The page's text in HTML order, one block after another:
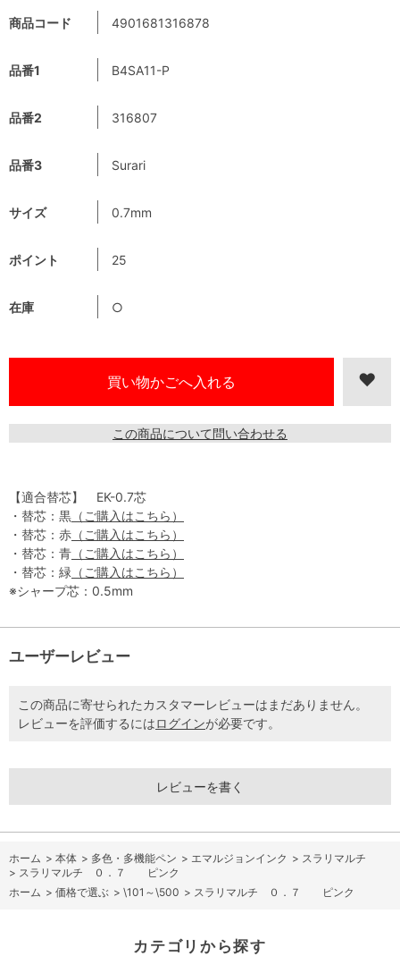
商品コード 4901681316878
品番1 B4SA11-P
品番2 316807
品番3 Surari
サイズ 0.7mm
ポイント 25
在庫 ○
この商品について問い合わせる
【適合替芯】 EK-0.7芯
・替芯：黒 （ご購入はこちら）
・替芯：赤 （ご購入はこちら）
・替芯：青 （ご購入はこちら）
・替芯：緑 （ご購入はこちら）
※シャープ芯：0.5mm
ユーザーレビュー
この商品に寄せられたカスタマーレビューはまだありません。
レビューを評価するにはログインが必要です。
レビューを書く
ホーム > 本体 > 多色・多機能ペン > エマルジョンインク > スラリマルチ
> スラリマルチ ０．７ ピンク
ホーム > 価格で選ぶ > \101～\500 > スラリマルチ ０．７ ピンク
カテゴリから探す